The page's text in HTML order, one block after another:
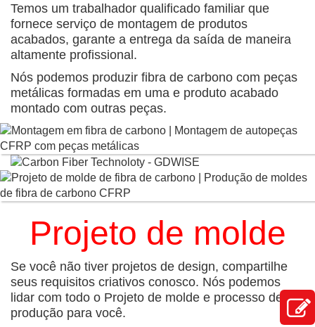
Temos um trabalhador qualificado familiar que
fornece serviço de montagem de produtos
acabados, garante a entrega da saída de maneira
altamente profissional.
Nós podemos produzir fibra de carbono com peças
metálicas formadas em uma e produto acabado
montado com outras peças.
Projeto de molde
Se você não tiver projetos de design, compartilhe
seus requisitos criativos conosco. Nós podemos
lidar com todo o Projeto de molde e processo de
produção para você.